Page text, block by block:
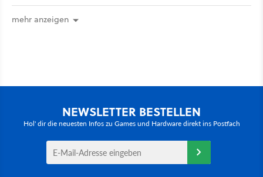
mehr anzeigen
NEWSLETTER BESTELLEN
Hol' dir die neuesten Infos zu Games und Hardware direkt ins Postfach